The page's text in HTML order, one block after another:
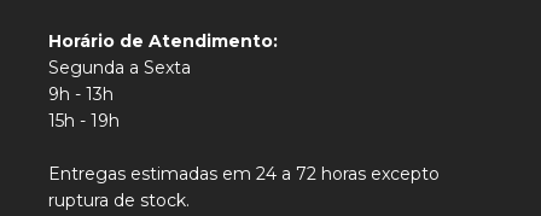
Horário de Atendimento:
Segunda a Sexta
9h - 13h
15h - 19h
Entregas estimadas em 24 a 72 horas excepto
ruptura de stock.